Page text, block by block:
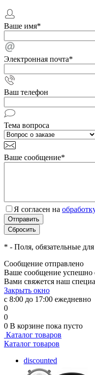
Ваше имя*
Электронная почта*
Ваш телефон
Тема вопроса
Ваше сообщение*
Я согласен на
* - Поля, обязательные
Сообщение отправлено
Ваше сообщение успешно
Вами свяжется наш
Закрыть окно
с 8:00 до 17:00 ежедневно
0
0
0 В корзине пока пусто
Каталог товаров
Каталог товаров
discounted